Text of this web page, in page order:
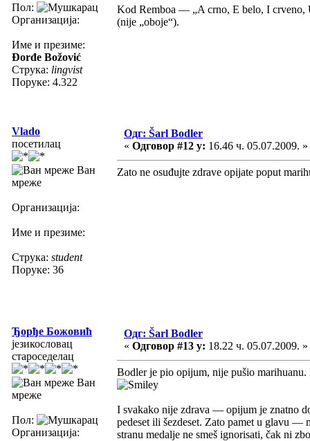
Пол:
Организација:
Име и презиме:
Đorđe Božović
Струка: lingvist
Поруке: 4.322
Kod Remboa — „A crno, E belo, I crveno,
(nije „oboje“).
Vlado
посетилац
Ван
мреже
Организација:
Име и презиме:
Струка: student
Поруке: 36
Одг: Šarl Bodler
« Одговор #12 у: 16.46 ч. 05.07.2009. »
Zato ne osuđujte zdrave opijate poput
Ђорђе Божовић
језикословац
староседелац
Ван
мреже
Пол:
Организација:
Одг: Šarl Bodler
« Одговор #13 у: 18.22 ч. 05.07.2009. »
Bodler je pio opijum, nije pušio
I svakako nije zdrava — opijum je znatno
pedeset ili šezdeset. Zato pamet u glavu —
stranu medalje ne smeš ignorisati, čak ni